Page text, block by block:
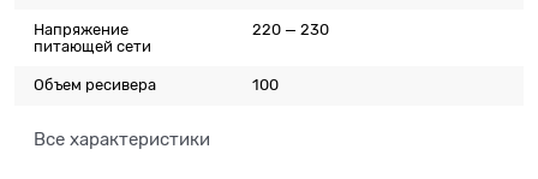
Напряжение
питающей сети
220 — 230
Объем ресивера 100
Все характеристики